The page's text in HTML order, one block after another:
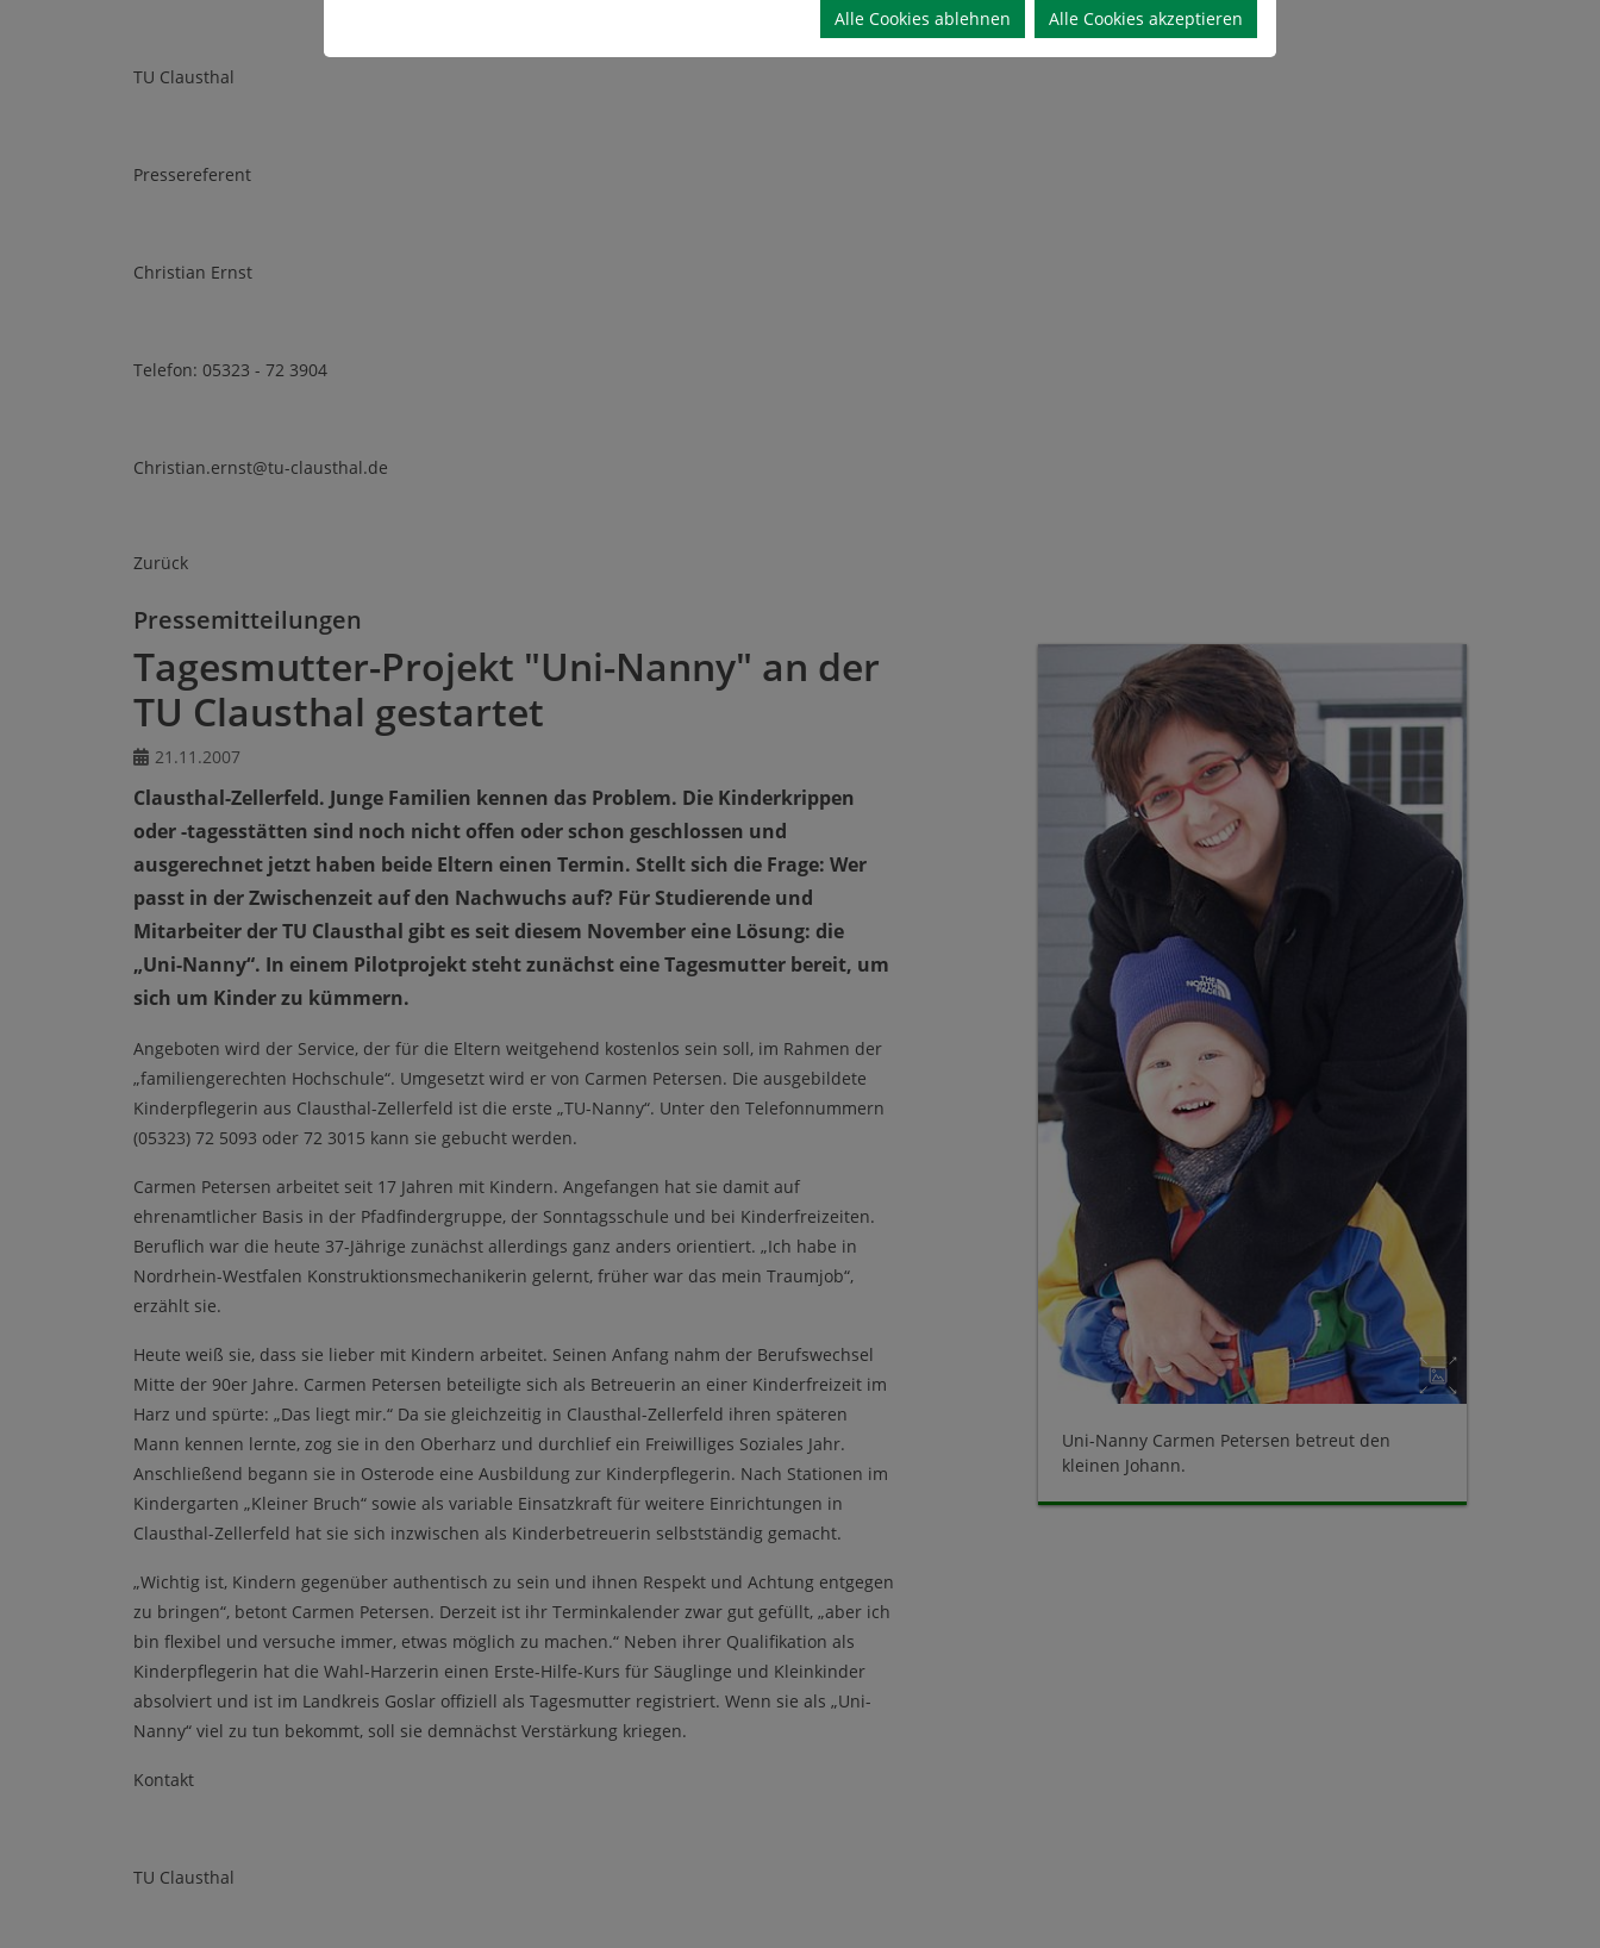
TU Clausthal
Pressereferent
Christian Ernst
Telefon: 05323 - 72 3904
Christian.ernst@tu-clausthal.de
Zurück
Pressemitteilungen
Tagesmutter-Projekt "Uni-Nanny" an der
TU Clausthal gestartet
21.11.2007
Clausthal-Zellerfeld. Junge Familien kennen das Problem. Die Kinderkrippen
oder -tagesstätten sind noch nicht offen oder schon geschlossen und
ausgerechnet jetzt haben beide Eltern einen Termin. Stellt sich die Frage: Wer
passt in der Zwischenzeit auf den Nachwuchs auf? Für Studierende und
Mitarbeiter der TU Clausthal gibt es seit diesem November eine Lösung: die
„Uni-Nanny“. In einem Pilotprojekt steht zunächst eine Tagesmutter bereit, um
sich um Kinder zu kümmern.
Angeboten wird der Service, der für die Eltern weitgehend kostenlos sein soll, im Rahmen der
„familiengerechten Hochschule“. Umgesetzt wird er von Carmen Petersen. Die ausgebildete
Kinderpflegerin aus Clausthal-Zellerfeld ist die erste „TU-Nanny“. Unter den Telefonnummern
(05323) 72 5093 oder 72 3015 kann sie gebucht werden.
Carmen Petersen arbeitet seit 17 Jahren mit Kindern. Angefangen hat sie damit auf
ehrenamtlicher Basis in der Pfadfindergruppe, der Sonntagsschule und bei Kinderfreizeiten.
Beruflich war die heute 37-Jährige zunächst allerdings ganz anders orientiert. „Ich habe in
Nordrhein-Westfalen Konstruktionsmechanikerin gelernt, früher war das mein Traumjob“,
erzählt sie.
Heute weiß sie, dass sie lieber mit Kindern arbeitet. Seinen Anfang nahm der Berufswechsel
Mitte der 90er Jahre. Carmen Petersen beteiligte sich als Betreuerin an einer Kinderfreizeit im
Harz und spürte: „Das liegt mir.“ Da sie gleichzeitig in Clausthal-Zellerfeld ihren späteren
Mann kennen lernte, zog sie in den Oberharz und durchlief ein Freiwilliges Soziales Jahr.
Anschließend begann sie in Osterode eine Ausbildung zur Kinderpflegerin. Nach Stationen im
Kindergarten „Kleiner Bruch“ sowie als variable Einsatzkraft für weitere Einrichtungen in
Clausthal-Zellerfeld hat sie sich inzwischen als Kinderbetreuerin selbstständig gemacht.
„Wichtig ist, Kindern gegenüber authentisch zu sein und ihnen Respekt und Achtung entgegen
zu bringen“, betont Carmen Petersen. Derzeit ist ihr Terminkalender zwar gut gefüllt, „aber ich
bin flexibel und versuche immer, etwas möglich zu machen.“ Neben ihrer Qualifikation als
Kinderpflegerin hat die Wahl-Harzerin einen Erste-Hilfe-Kurs für Säuglinge und Kleinkinder
absolviert und ist im Landkreis Goslar offiziell als Tagesmutter registriert. Wenn sie als „Uni-
Nanny“ viel zu tun bekommt, soll sie demnächst Verstärkung kriegen.
Kontakt
TU Clausthal
Uni-Nanny Carmen Petersen betreut den
kleinen Johann.
Alle Cookies ablehnen Alle Cookies akzeptieren